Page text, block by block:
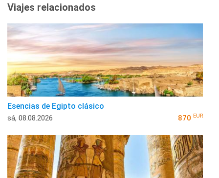
Viajes relacionados
Esencias de Egipto clásico
sá, 08.08.2026 870 EUR